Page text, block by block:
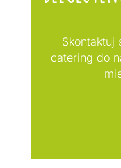
Skontaktuj
catering do